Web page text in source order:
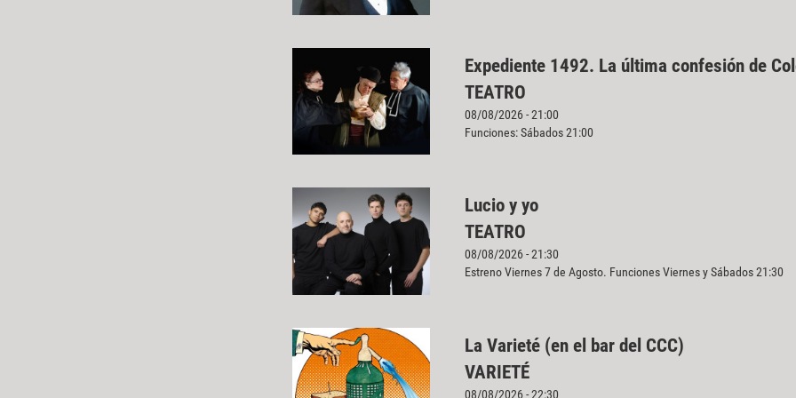
Expediente 1492. La última confesión de
TEATRO
08/08/2026 - 21:00
Funciones: Sábados 21:00
Lucio y yo
TEATRO
08/08/2026 - 21:30
Estreno Viernes 7 de Agosto. Funciones Viernes y Sábados 21:30
La Varieté (en el bar del CCC)
VARIETÉ
08/08/2026 - 22:30